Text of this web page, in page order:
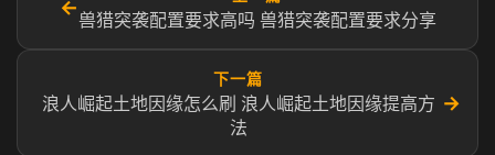
←
兽猎突袭配置要求高吗 兽猎突袭配置要求分享
下一篇
浪人崛起土地因缘怎么刷 浪人崛起土地因缘提高方
法
→